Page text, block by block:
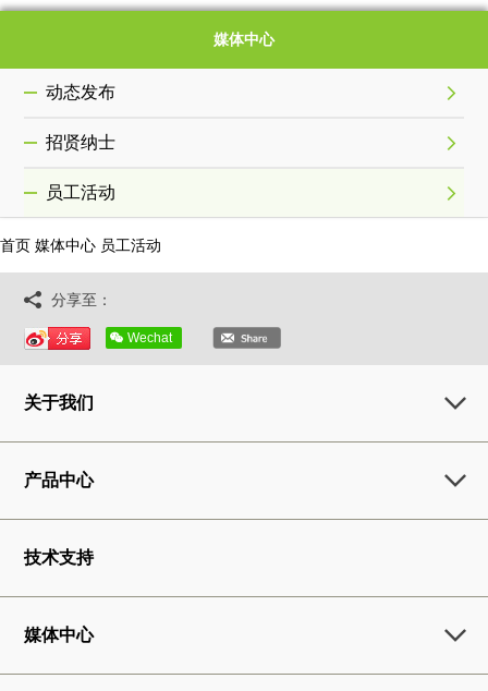
媒体中心
动态发布
招贤纳士
员工活动
首页 媒体中心 员工活动
分享至：
Wechat
关于我们
产品中心
技术支持
媒体中心